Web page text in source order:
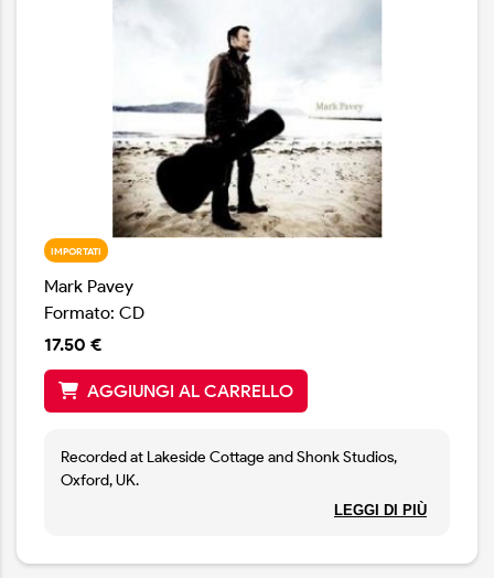
IMPORTATI
Mark Pavey
Formato: CD
17.50 €
AGGIUNGI AL CARRELLO
Recorded at Lakeside Cottage and Shonk Studios,
Oxford, UK.
Vocals, strings and guitars recorded at West Beach
LEGGI DI PIÙ